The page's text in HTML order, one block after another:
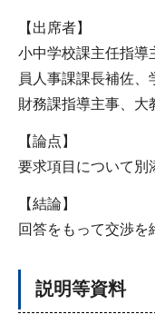
【出席者】
小中学校課主任指導
員人事課課長補佐
財務課指導主事、大
【論点】
要求項目について別
【結論】
回答をもって交渉を
説明等資料